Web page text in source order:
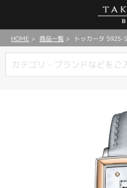
HOME 商品一覧 トッカータ 5925-